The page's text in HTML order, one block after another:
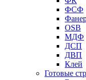
ФСФ
OSB
МДФ
ДСП
ДВП
Клей
Готовые